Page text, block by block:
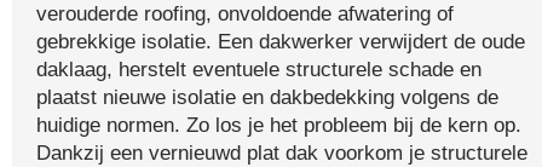
verouderde roofing, onvoldoende afwatering of
gebrekkige isolatie. Een dakwerker verwijdert de oude
daklaag, herstelt eventuele structurele schade en
plaatst nieuwe isolatie en dakbedekking volgens de
huidige normen. Zo los je het probleem bij de kern op.
Dankzij een vernieuwd plat dak voorkom je structurele